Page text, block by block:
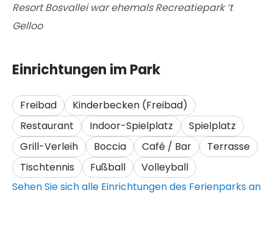
Resort Bosvallei war ehemals Recreatiepark ‘t
Gelloo
Einrichtungen im Park
Freibad
Kinderbecken (Freibad)
Restaurant
Indoor-Spielplatz
Spielplatz
Grill-Verleih
Boccia Café / Bar
Terrasse
Tischtennis
Fußball
Volleyball
Sehen Sie sich alle Einrichtungen des Ferienparks an